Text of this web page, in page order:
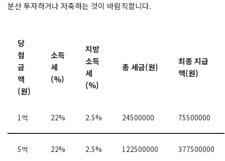
분산 투자하거나 저축하는 것이 바람직합니다.
당
첨
금
액
(원)
소득
세
(%)
지방
소득
세
(%)
총 세금(원)
최종 지급
액(원)
1억 22% 2.5% 24500000 75500000
5억 22% 2.5% 122500000 377500000